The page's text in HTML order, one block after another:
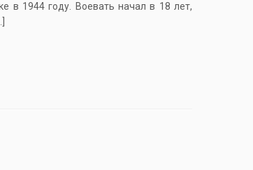
в 1944 году. Воевать начал в 18 лет,